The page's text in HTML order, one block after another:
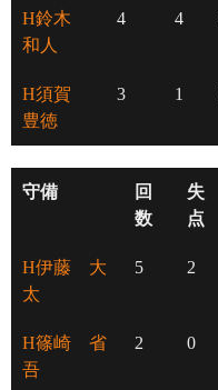
H鈴木
和人
4 4
H須賀
豊徳
3 1
守備
回
数
失
点
H伊藤 大
太
5 2
H篠崎 省
吾
2 0